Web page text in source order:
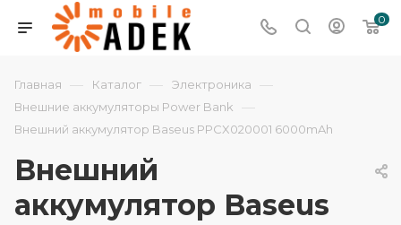
0
Главная — Каталог — Электроника —
Внешние аккумуляторы Power Bank —
Внешний аккумулятор Baseus PPCX020001 6000mAh
Внешний
аккумулятор Baseus